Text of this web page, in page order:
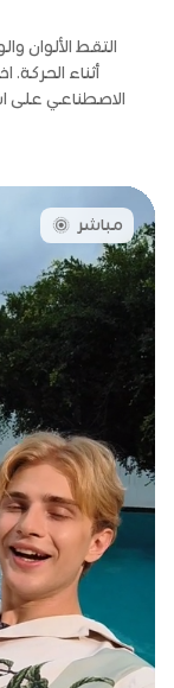
التقط الألوان
أثناء الحركة.
الاصطناعي على
مباشر